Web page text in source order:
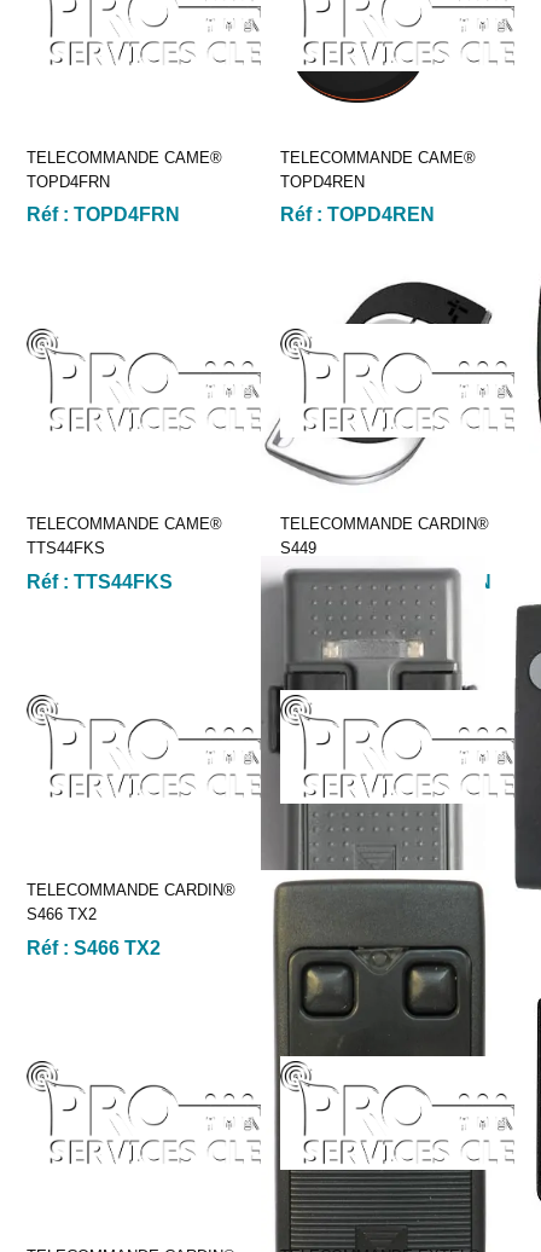
TELECOMMANDE CAME®
TOPD4FRN
Réf :TOPD4FRN
TELECOMMANDE CAME®
TOPD4REN
Réf : TOPD4REN
TELECOMMANDE CAME®
TTS44FKS
Réf :TTS44FKS
TELECOMMANDE CARDIN®
S449
Réf :S449-QZ2 GREEN
TELECOMMANDE CARDIN®
S466 TX2
Réf :S466 TX2
TELECOMMANDE CARDIN®
Réf :S504